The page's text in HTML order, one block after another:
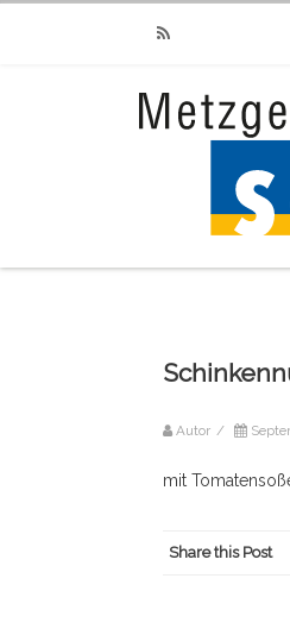
RSS
Autor /
mit
Share this Post